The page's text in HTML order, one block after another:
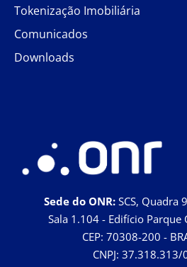
Tokenização Imobiliária
Comunicados
Downloads
Sede do ONR:SCS, Quadra
Sala 1.104 - Edifício Parque
CEP: 70308-200 -
CNPJ: